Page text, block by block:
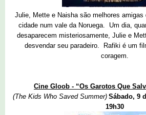
Julie, Mette e Naisha são melhores amigas
cidade num vale da Noruega. Um dia,
desaparecem misteriosamente, Julie e
desvendar seu paradeiro. Rafiki é um
coragem.
Cine Gloob - “Os Garotos Que
(The Kids Who Saved Summer) Sábado, 9
19h30